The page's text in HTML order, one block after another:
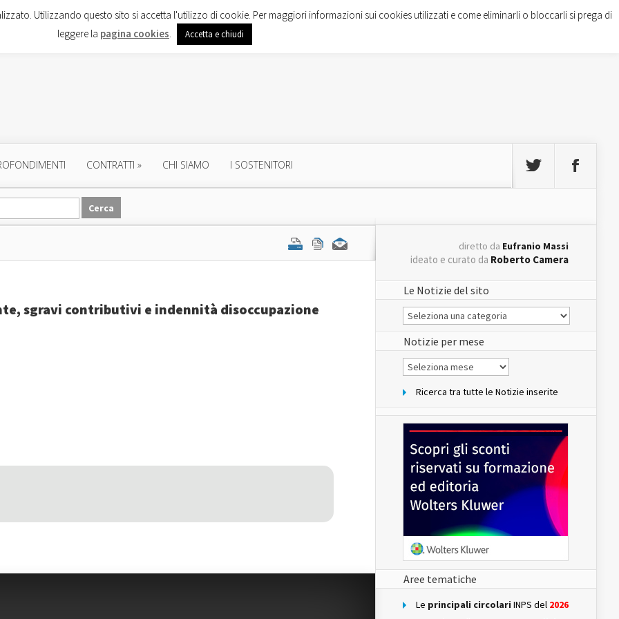
CONTRATTI » CHI SIAMO I SOSTENITORI
sgravi contributivi e indennità disoccupazione
diretto da Eufranio Massi
ideato e curato da Roberto Camera
Le Notizie del sito
Le
Notizie
del
sito
Notizie per mese
Notizie
per
Ricerca tra tutte le Notizie inserite
Aree tematiche
Le principali circolari INPS del 2026
Utilizzando questo sito si accetta l'utilizzo di cookie. Per maggiori informazioni sui cookies utilizzati e come eliminarli o bloccarli si prega di
leggere la pagina cookies. Accetta e chiudi